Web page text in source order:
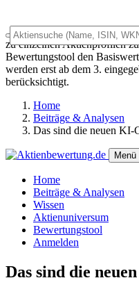
Das Universalsuchfeld
zu einzelnen Aktienprofilen
Bewertungstool den
werden erst ab dem 3.
berücksichtigt.
Home
Beiträge & Analysen
Das sind die neuen KI-
Menü
Home
Beiträge & Analysen
Wissen
Aktienuniversum
Bewertungstool
Anmelden
Das sind die